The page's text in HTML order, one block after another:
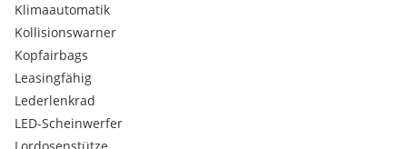
Klimaautomatik
Kollisionswarner
Kopfairbags
Leasingfähig
Lederlenkrad
LED-Scheinwerfer